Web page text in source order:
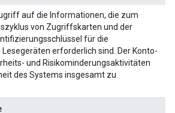
auf die Informationen, die zum
von Zugriffskarten und der
für die
erforderlich sind. Der Konto-
und Risikominderungsaktivitäten
des Systems insgesamt zu